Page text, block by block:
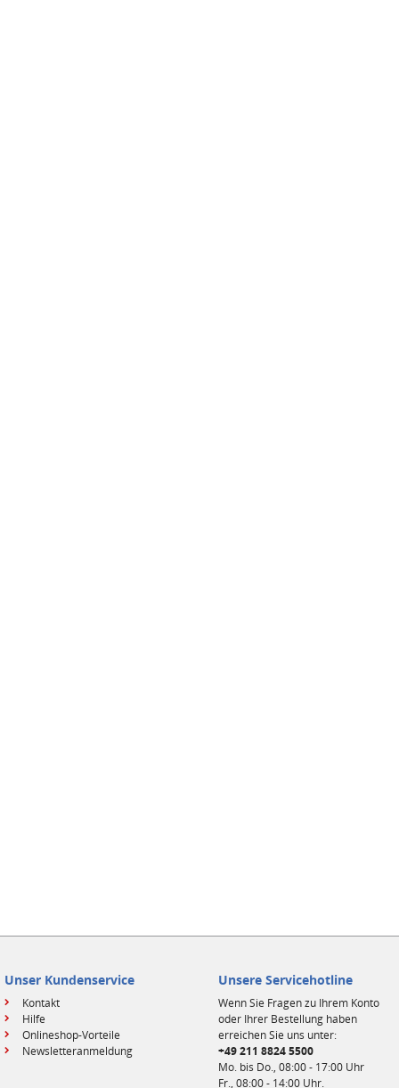
Unser Kundenservice
Kontakt
Hilfe
Onlineshop-Vorteile
Newsletteranmeldung
Unsere Servicehotline
Wenn Sie Fragen zu Ihrem Konto
oder Ihrer Bestellung haben
erreichen Sie uns unter:
+49 211 8824 5500
Mo. bis Do., 08:00 - 17:00 Uhr
Fr., 08:00 - 14:00 Uhr.